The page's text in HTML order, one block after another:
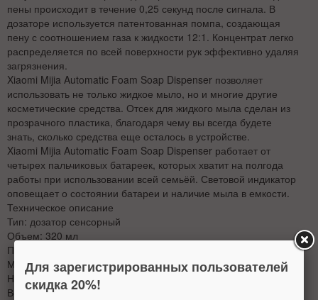
пены происходит в течение 0,25 секунд после сигнала. В
дозаторе используется патентованная помпа, создающая
пену с соотношением газа к жидкости 12:1. Концентрат легко
распределяется по всей поверхности рук эффективно удаляя
загрязнения.
Xiaomi Mijia Automatic Foam Soap Dispenser позволяет
использовать не только жидкое мыло, но и многие другие
косметические средства. Отсек для жидкого мыла сделан из
прозрачного пластика, благодаря чему вы всегда будете
знать, сколько средства еще осталось в устройстве.
Xiaomi Mijia Automatic Foam Soap Dispenser работает от
четырех пальчиковых батареек, которых хватит на полгода
работы при использовании всей семьёй. Световой индикатор
оповещает о состоянии батареи и наличие мыла в емкости.
Техническое описание
Тип: дозатор сенсорный
Объем: 320 мл
Применение: Жидкое мыло, косметика
Материал: ABS
Напряжение: 6V
Водонепроницаемость: IPX4
Для зарегистрированных пользователей
скидка 20%!